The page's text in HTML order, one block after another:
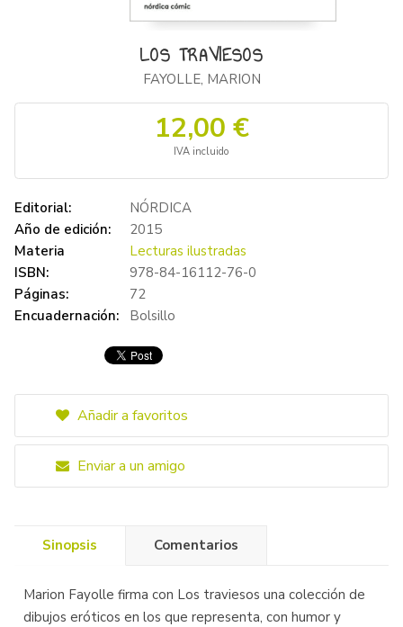
LOS TRAVIESOS
FAYOLLE, MARION
12,00 €
IVA incluido
Editorial:
NÓRDICA
Año de edición:
2015
Materia
Lecturas ilustradas
ISBN:
978-84-16112-76-0
Páginas:
72
Encuadernación:
Bolsillo
Añadir a favoritos
Enviar a un amigo
Sinopsis Comentarios
Marion Fayolle firma con Los traviesos una colección de
dibujos eróticos en los que representa, con humor y